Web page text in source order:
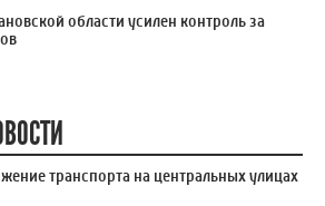
области усилен контроль за
транспорта на центральных улицах